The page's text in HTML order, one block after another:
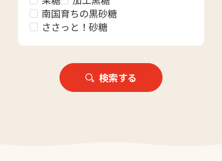
南国育ちの黒砂糖
ささっと！砂糖
検索する